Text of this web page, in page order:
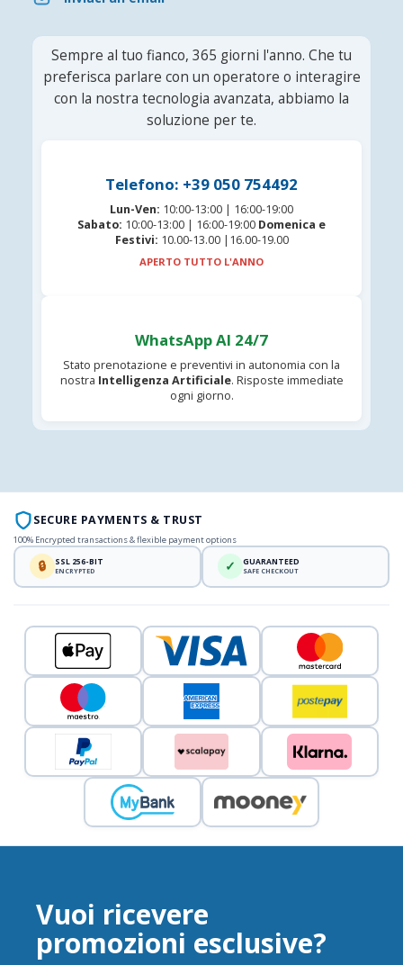
Sempre al tuo fianco, 365 giorni l'anno. Che tu
preferisca parlare con un operatore o interagire
con la nostra tecnologia avanzata, abbiamo la
soluzione per te.
Telefono: +39 050 754492
Lun-Ven: 10:00-13:00 | 16:00-19:00
Sabato: 10:00-13:00 | 16:00-19:00 Domenica e
Festivi: 10.00-13.00 |16.00-19.00
APERTO TUTTO L'ANNO
WhatsApp AI 24/7
Stato prenotazione e preventivi in autonomia con la
nostra Intelligenza Artificiale. Risposte immediate
ogni giorno.
SECURE PAYMENTS & TRUST
100% Encrypted transactions & flexible payment options
🔒 SSL 256-BIT
ENCRYPTED ✓ GUARANTEED
SAFE CHECKOUT
Vuoi ricevere
promozioni esclusive?